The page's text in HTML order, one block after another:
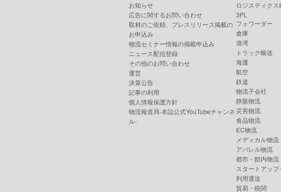
お知らせ
広告に関するお問い合わせ
取材のご依頼、プレスリリース掲載の
お申込み
物流セミナー情報の掲載申込み
ニュース配信登録
その他のお問い合わせ
運営
決算公告
記事の利用
個人情報保護方針
物流報道局-本誌公式YouTubeチャンネ
ル-
ロジスティクス
3PL
フォワーダー
倉庫
港湾
トラック輸送
海運
航空
鉄道
物流子会社
静脈物流
災害物流
食品物流
EC物流
メディカル物流
アパレル物流
都市・館内物流
スタートアップ
利用運送
貿易・税関